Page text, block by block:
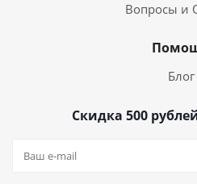
Вопросы и
Блог
Скидка 500